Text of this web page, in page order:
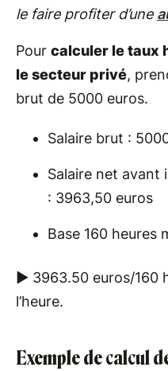
le faire profiter d’une
Pour calculer le taux
le secteur privé,
brut de 5000 euros.
Salaire brut :
Salaire net avant
: 3963,50 euros
Base 160 heures
► 3963.50 euros/160
l’heure.
Exemple de calcul